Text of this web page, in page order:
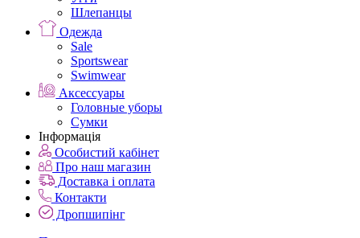
Шлепанцы
Одежда
Sale
Sportswear
Swimwear
Аксессуары
Головные уборы
Сумки
Інформація
Особистий кабінет
Про наш магазин
Доставка і оплата
Контакти
Дропшипінг